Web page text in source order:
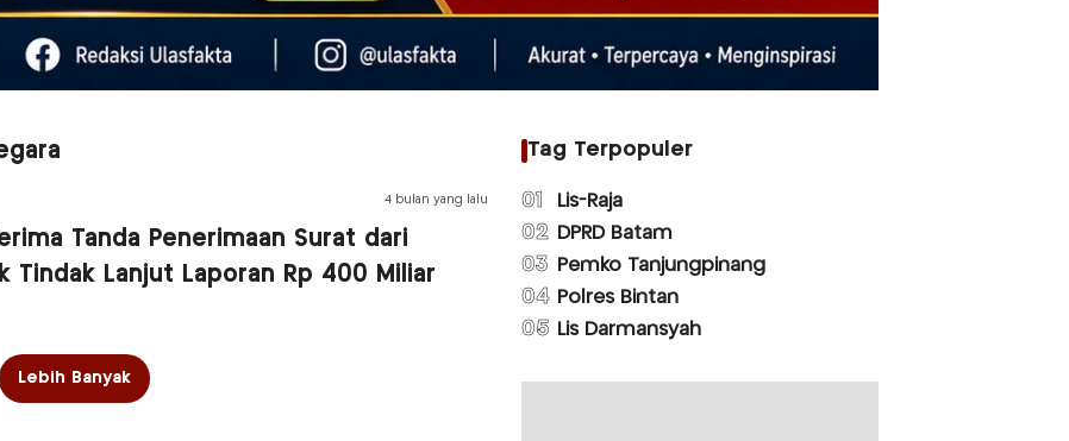
4 bulan yang lalu
Tanda Penerimaan Surat dari
Tindak Lanjut Laporan Rp 400 Miliar
Lebih Banyak
Tag Terpopuler
01 Lis-Raja
02 DPRD Batam
03 Pemko Tanjungpinang
04 Polres Bintan
05 Lis Darmansyah